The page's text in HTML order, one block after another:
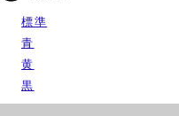
標準
青
黄
黒